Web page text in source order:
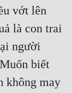
vớt lên
là con trai
người
biết
không may